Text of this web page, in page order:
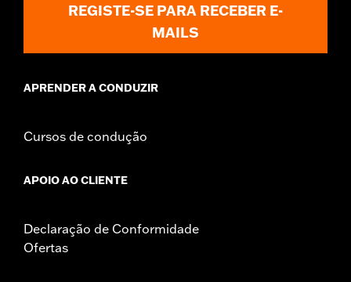
REGISTE-SE PARA RECEBER E-
MAILS
APRENDER A CONDUZIR
Cursos de condução
APOIO AO CLIENTE
Declaração de Conformidade
Ofertas